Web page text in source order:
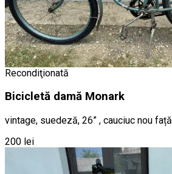
Recondiţionată
Bicicletă damă Monark
vintage, suedeză, 26” , cauciuc nou față
200 lei